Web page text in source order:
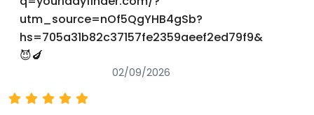
utm_source=nOf5QgYHB4gSb?
hs=705a31b82c37157fe2359aeef2ed79f9&
😈🍆
02/09/2026